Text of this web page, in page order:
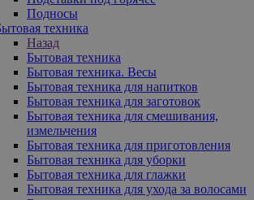
Подносы
техника
Назад
Бытовая техника
Бытовая техника. Весы
Бытовая техника для напитков
Бытовая техника для заготовок
Бытовая техника для смешивания,
измельчения
Бытовая техника для приготовления
Бытовая техника для уборки
Бытовая техника для глажки
Бытовая техника для ухода за волосами